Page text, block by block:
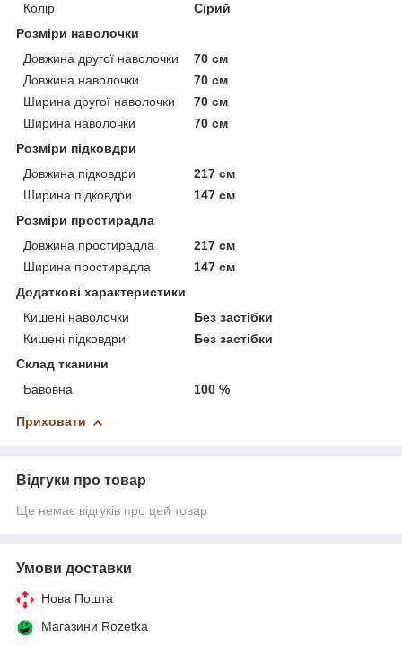
Колір
Сірий
Розміри наволочки
Довжина другої наволочки
70 см
Довжина наволочки
70 см
Ширина другої наволочки
70 см
Ширина наволочки
70 см
Розміри підковдри
Довжина підковдри
217 см
Ширина підковдри
147 см
Розміри простирадла
Довжина простирадла
217 см
Ширина простирадла
147 см
Додаткові характеристики
Кишені наволочки
Без застібки
Кишені підковдри
Без застібки
Склад тканини
Бавовна
100 %
Приховати
Відгуки про товар
Ще немає відгуків про цей товар
Умови доставки
Нова Пошта
Магазини Rozetka